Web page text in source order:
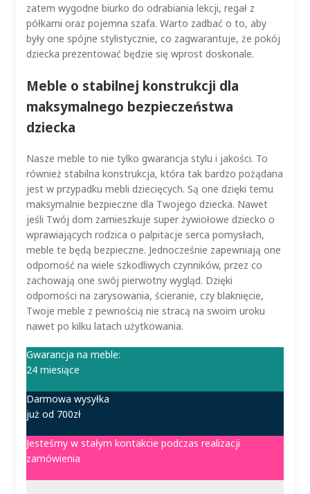
zatem wygodne biurko do odrabiania lekcji, regał z
półkami oraz pojemna szafa. Warto zadbać o to, aby
były one spójne stylistycznie, co zagwarantuje, że pokój
dziecka prezentować będzie się wprost doskonale.
Meble o stabilnej konstrukcji dla
maksymalnego bezpieczeństwa
dziecka
Nasze meble to nie tylko gwarancja stylu i jakości. To
również stabilna konstrukcja, która tak bardzo pożądana
jest w przypadku mebli dziecięcych. Są one dzięki temu
maksymalnie bezpieczne dla Twojego dziecka. Nawet
jeśli Twój dom zamieszkuje super żywiołowe dziecko o
wprawiających rodzica o palpitacje serca pomysłach,
meble te będą bezpieczne. Jednocześnie zapewniają one
odporność na wiele szkodliwych czynników, przez co
zachowają one swój pierwotny wygląd. Dzięki
odporności na zarysowania, ścieranie, czy blaknięcie,
Twoje meble z pewnością nie stracą na swoim uroku
nawet po kilku latach użytkowania.
Gwarancja na meble:
24 miesiące
Darmowa wysyłka
już od 700zł
Jesteśmy w stałym kontakcie podczas realizacji
zamówienia